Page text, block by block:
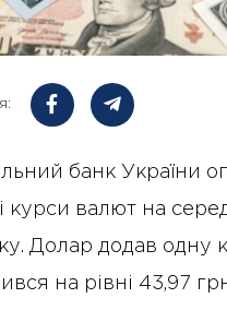
банк України
курси валют на
Долар додав одну
на рівні 43,97